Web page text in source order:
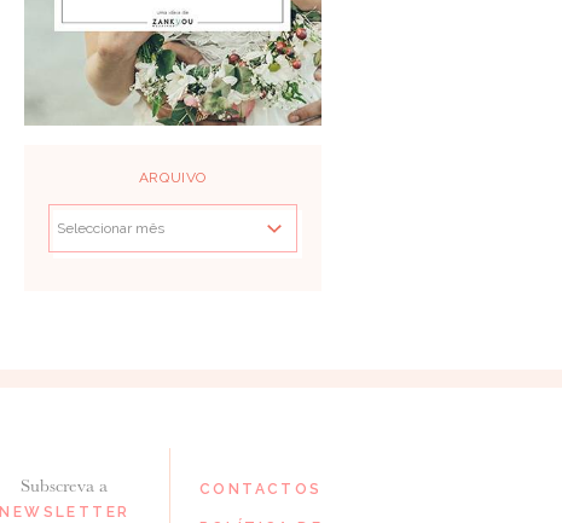
ARQUIVO
Subscreva a
NEWSLETTER
CONTACTOS